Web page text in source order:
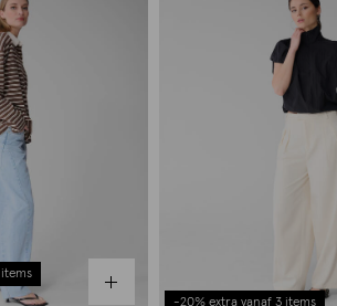
-20% extra vanaf 3 items